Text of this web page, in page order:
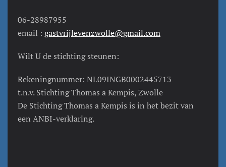
06-28987955
email : gastvrijlevenzwolle@gmail.com
Wilt U de stichting steunen:
Rekeningnummer: NL09INGB0002445713
t.n.v. Stichting Thomas a Kempis, Zwolle
De Stichting Thomas a Kempis is in het bezit van
een ANBI-verklaring.